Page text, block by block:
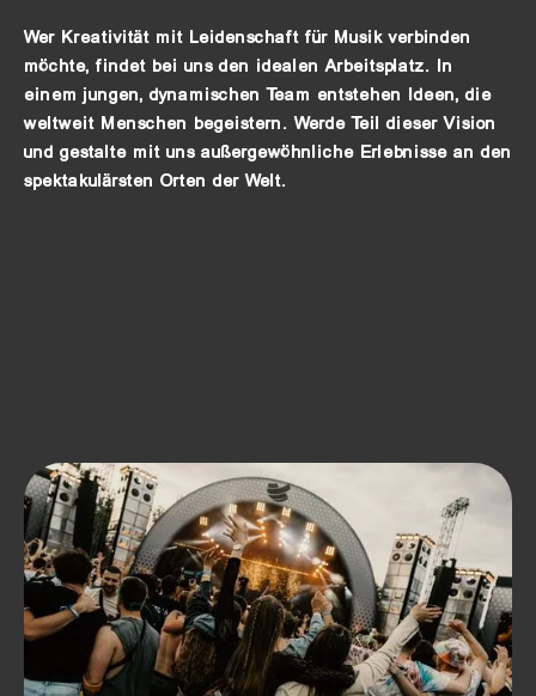
Wer Kreativität mit Leidenschaft für Musik verbinden
möchte, findet bei uns den idealen Arbeitsplatz. In
einem jungen, dynamischen Team entstehen Ideen, die
weltweit Menschen begeistern. Werde Teil dieser Vision
und gestalte mit uns außergewöhnliche Erlebnisse an den
spektakulärsten Orten der Welt.